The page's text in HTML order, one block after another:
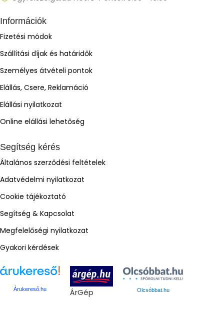
Információk
Fizetési módok
Szállítási díjak és határidők
Személyes átvételi pontok
Elállás, Csere, Reklamáció
Elállási nyilatkozat
Online elállási lehetőség
Segítség kérés
Általános szerződési feltételek
Adatvédelmi nyilatkozat
Cookie tájékoztató
Segítség & Kapcsolat
Megfelelőségi nyilatkozat
Gyakori kérdések
Árukereső.hu ÁrGép Olcsóbbat.hu